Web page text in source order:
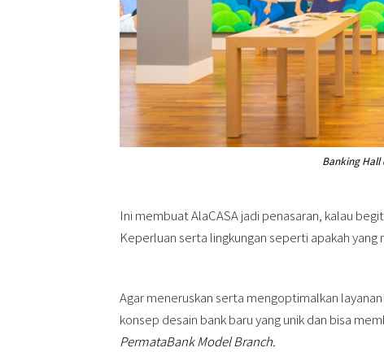
Banking Hall
Ini membuat AlaCASA jadi penasaran, kalau
Keperluan serta lingkungan seperti apakah
Agar meneruskan serta mengoptimalkan
konsep desain bank baru yang unik dan bisa
PermataBank Model Branch.